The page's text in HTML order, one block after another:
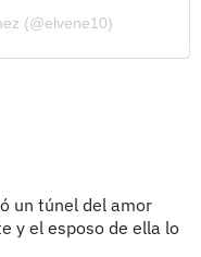
(@elvene10)
un túnel del amor
y el esposo de ella lo